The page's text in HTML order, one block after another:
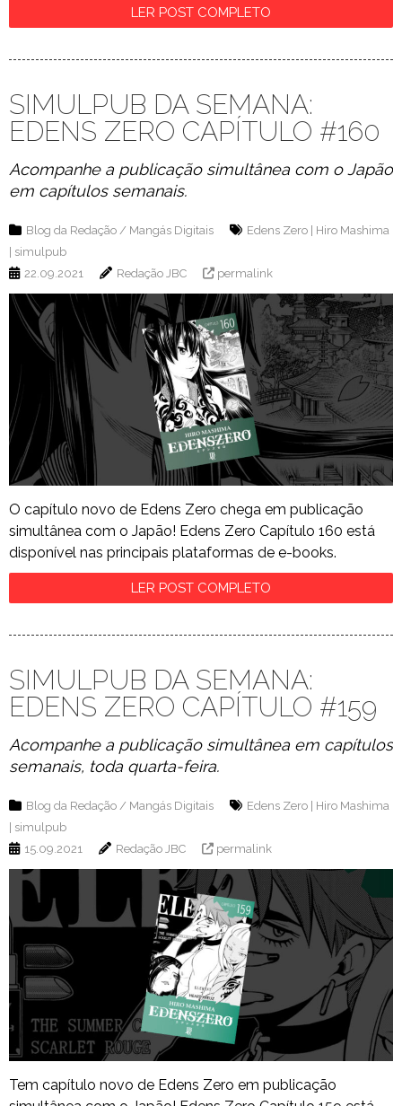
LER POST COMPLETO
SIMULPUB DA SEMANA:
EDENS ZERO CAPÍTULO #160
Acompanhe a publicação simultânea com o Japão
em capítulos semanais.
Blog da Redação / Mangás Digitais Edens Zero
Hiro Mashima
simulpub
22.09.2021
Redação JBC permalink
O capítulo novo de Edens Zero chega em publicação
simultânea com o Japão! Edens Zero Capítulo 160 está
disponível nas principais plataformas de e-books.
LER POST COMPLETO
SIMULPUB DA SEMANA:
EDENS ZERO CAPÍTULO #159
Acompanhe a publicação simultânea em capítulos
semanais, toda quarta-feira.
Blog da Redação / Mangás Digitais Edens Zero
Hiro Mashima
simulpub
15.09.2021
Redação JBC permalink
Tem capítulo novo de Edens Zero em publicação